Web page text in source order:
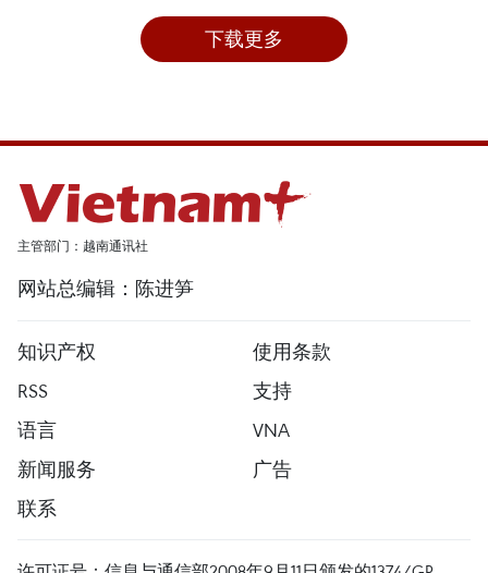
下载更多
主管部门：越南通讯社
网站总编辑：陈进笋
知识产权
使用条款
RSS
支持
语言
VNA
新闻服务
广告
联系